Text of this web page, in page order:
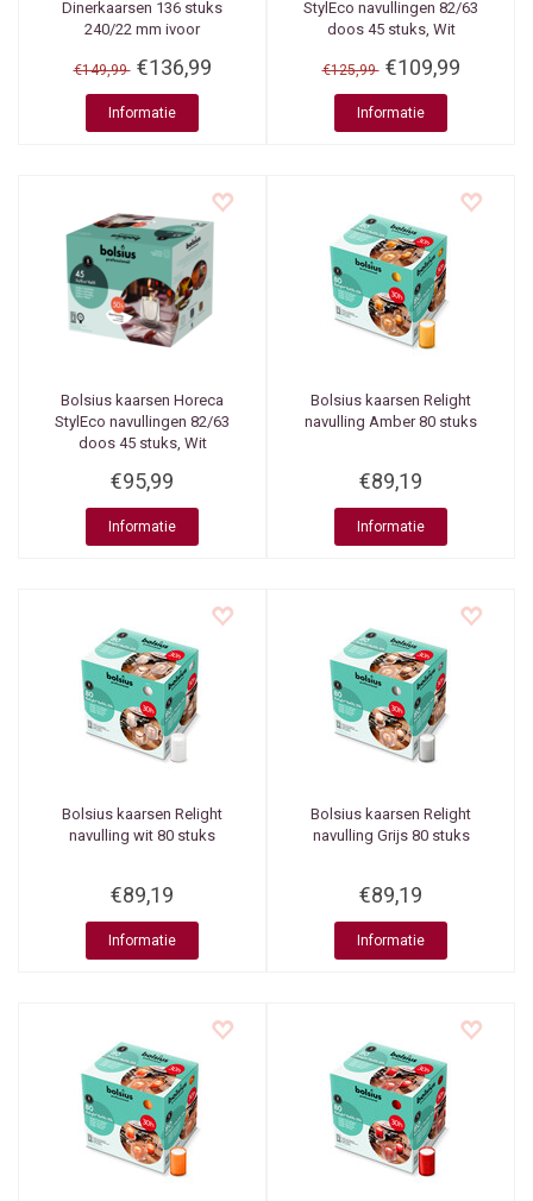
Dinerkaarsen 136 stuks
240/22 mm ivoor
€149,99 €136,99
Informatie
StylEco navullingen 82/63
doos 45 stuks, Wit
€125,99 €109,99
Informatie
Bolsius kaarsen Horeca
StylEco navullingen 82/63
doos 45 stuks, Wit
€95,99
Informatie
Bolsius kaarsen Relight
navulling Amber 80 stuks
€89,19
Informatie
Bolsius kaarsen Relight
navulling wit 80 stuks
€89,19
Informatie
Bolsius kaarsen Relight
navulling Grijs 80 stuks
€89,19
Informatie